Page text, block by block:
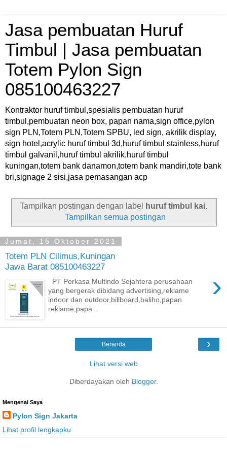
Jasa pembuatan Huruf
Timbul | Jasa pembuatan
Totem Pylon Sign
085100463227
Kontraktor huruf timbul,spesialis pembuatan huruf
timbul,pembuatan neon box, papan nama,sign office,pylon
sign PLN,Totem PLN,Totem SPBU, led sign, akrilik display,
sign hotel,acrylic huruf timbul 3d,huruf timbul stainless,huruf
timbul galvanil,huruf timbul akrilik,huruf timbul
kuningan,totem bank danamon,totem bank mandiri,tote bank
bri,signage 2 sisi,jasa pemasangan acp
Tampilkan postingan dengan label huruf timbul kai.
Tampilkan semua postingan
Jumat, 15 Oktober 2021
Totem PLN Cilimus,Kuningan
Jawa Barat 085100463227
›
PT Perkasa Multindo Sejahtera perusahaan
yang bergerak dibidang advertising,reklame
indoor dan outdoor,billboard,baliho,papan
reklame,papa...
›
Beranda
Lihat versi web
Diberdayakan oleh Blogger.
Mengenai Saya
Pylon Sign Jakarta
Lihat profil lengkapku